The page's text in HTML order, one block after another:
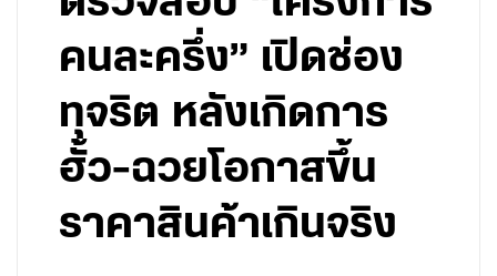
คนละครึ่ง” เปิดช่อง
ทุจริต หลังเกิดการ
ฮั้ว-ฉวยโอกาสขึ้น
ราคาสินค้าเกินจริง